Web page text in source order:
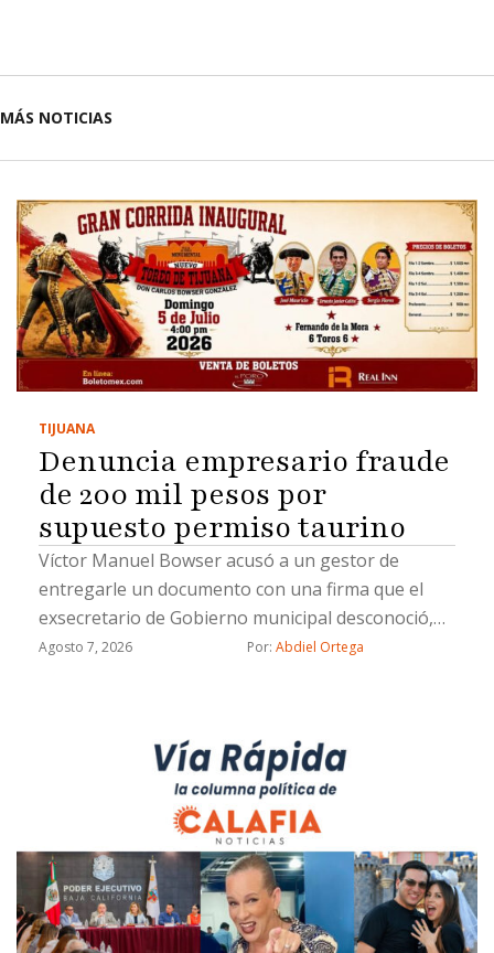
MÁS NOTICIAS
TIJUANA
Denuncia empresario fraude
de 200 mil pesos por
supuesto permiso taurino
Víctor Manuel Bowser acusó a un gestor de
entregarle un documento con una firma que el
exsecretario de Gobierno municipal desconoció,
además señala a dos ex funcionarios: Miguel
Agosto 7, 2026 Por: Abdiel Ortega